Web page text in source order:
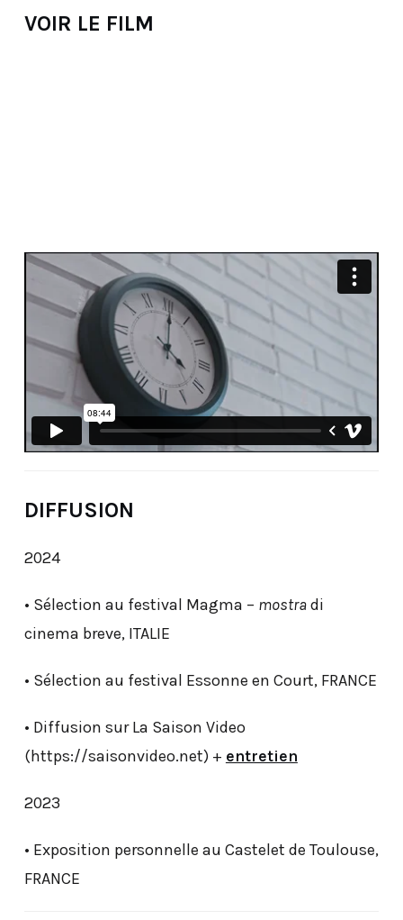
VOIR LE FILM
DIFFUSION
2024
• Sélection au festival Magma – mostradi
cinema breve, ITALIE
• Sélection au festival Essonne en Court, FRANCE
• Diffusion sur La Saison Video
(https://saisonvideo.net) + entretien
2023
• Exposition personnelle au Castelet de Toulouse,
FRANCE